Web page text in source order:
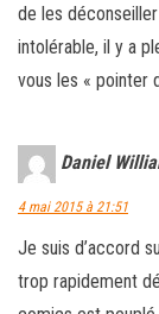
de les
intolérable, il y a
vous les « pointer
Daniel
4 mai 2015 à 21:51
Je suis d’accord
trop rapidement